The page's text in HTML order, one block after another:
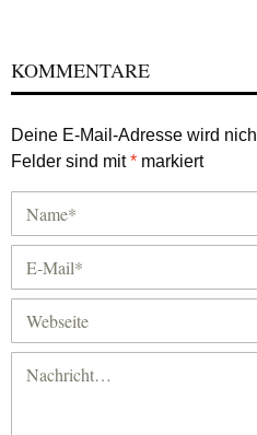
KOMMENTARE
Deine E-Mail-Adresse wird
Felder sind mit* markiert